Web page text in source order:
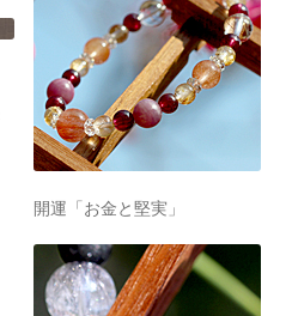
開運「お金と堅実」